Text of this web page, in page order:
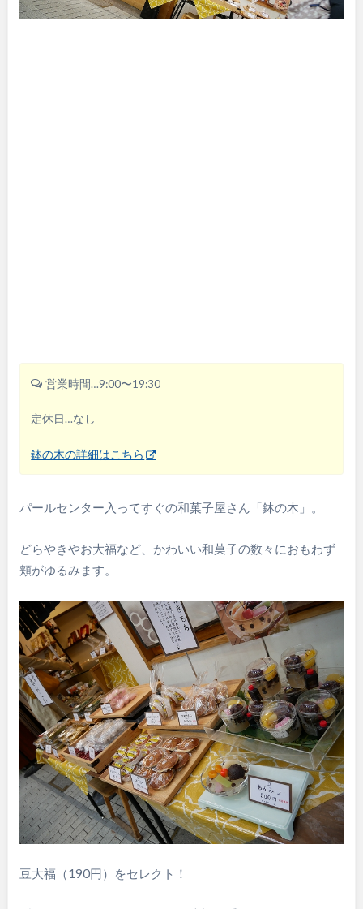
営業時間…9:00〜19:30
定休日…なし
鉢の木の詳細はこちら
パールセンター入ってすぐの和菓子屋さん「鉢の木」。
どらやきやお大福など、かわいい和菓子の数々におもわず
頬がゆるみます。
豆大福（190円）をセレクト！